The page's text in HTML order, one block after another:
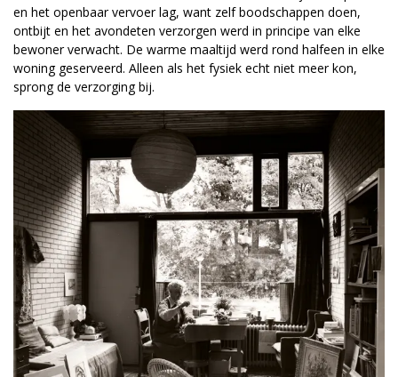
en het openbaar vervoer lag, want zelf boodschappen doen,
ontbijt en het avondeten verzorgen werd in principe van elke
bewoner verwacht. De warme maaltijd werd rond halfeen in elke
woning geserveerd. Alleen als het fysiek echt niet meer kon,
sprong de verzorging bij.